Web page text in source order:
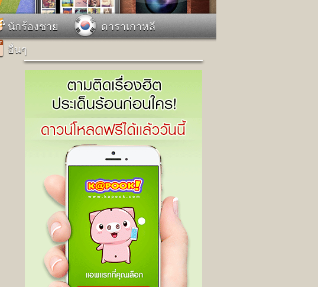
แต่งงาน
แม่และเด็ก
สุขภาพ
สัตว์เลี้ยง
บ้านและการตกแต่ง
ท่องเที่ยว
iCare
Facebook
เข้าระบบด้วย Facebook
นักร้องชาย
ดาราเกาหลี
อื่นๆ